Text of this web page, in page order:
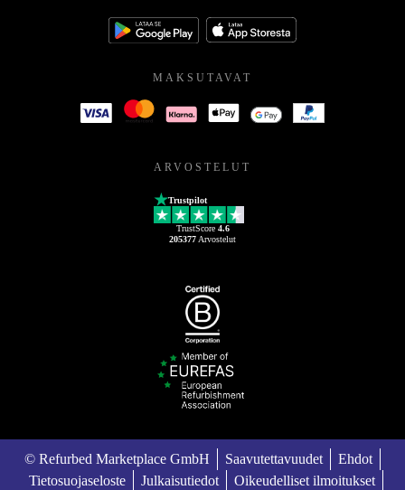
MAKSUTAVAT
ARVOSTELUT
Trustpilot
TrustScore 4.6
205377 Arvostelut
© Refurbed Marketplace GmbH Saavutettavuudet
Ehdot
Tietosuojaseloste
Julkaisutiedot Oikeudelliset ilmoitukset